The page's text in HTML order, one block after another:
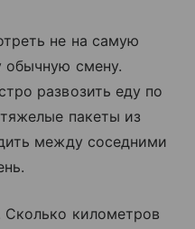
не на самую
смену.
развозить еду по
пакеты из
между соседними
километров